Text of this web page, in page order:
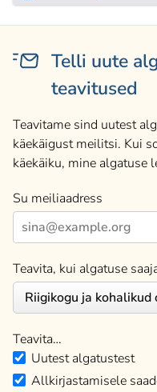
Telli uute
teavitused
Teavitame sind uutest
käekäigust meilitsi. Kui
käekäiku, mine algatuse
Su meiliaadress
Teavita, kui algatuse
Teavita…
Uutest algatustest
Allkirjastamisele